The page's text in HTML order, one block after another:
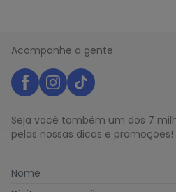
Acompanhe a gente
Seja você também um dos 7
pelas nossas dicas e promoções!
Nome